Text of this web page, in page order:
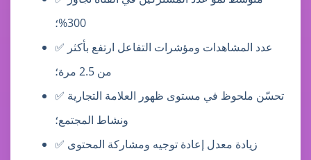
300%؛
✅ عدد المشاهدات ومؤشرات التفاعل ارتفع بأكثر
من 2.5 مرة؛
✅ تحسّن ملحوظ في مستوى ظهور العلامة التجارية
ونشاط المجتمع؛
✅ زيادة معدل إعادة توجيه ومشاركة المحتوى